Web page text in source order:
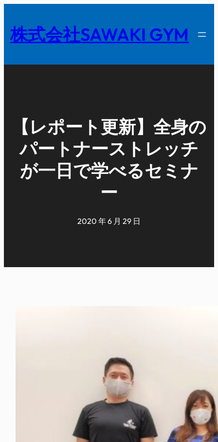
を
キ
株式会社SAWAKI GYM
【レポート更新】全身の
パートナーストレッチ
が一日で学べるセミナ
ー
2020 年 6 月 29 日